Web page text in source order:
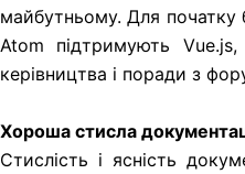
майбутньому. Для початку
Atom підтримують
керівництва і поради з
Хороша стисла
Стислість і ясність